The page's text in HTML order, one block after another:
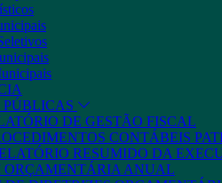
PÚBLICAS
DE GESTÃO FISCAL
CONTÁBEIS
RESUMIDO DA
ORÇAMENTÁRIA ANUAL